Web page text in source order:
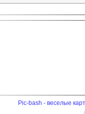
Pic-bash - веселые